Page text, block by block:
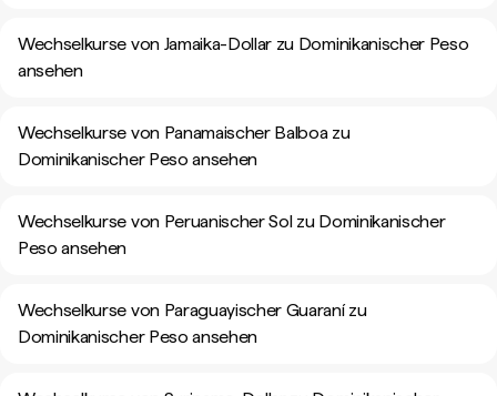
Wechselkurse von Jamaika-Dollar zu Dominikanischer Peso
ansehen
Wechselkurse von Panamaischer Balboa zu
Dominikanischer Peso ansehen
Wechselkurse von Peruanischer Sol zu Dominikanischer
Peso ansehen
Wechselkurse von Paraguayischer Guaraní zu
Dominikanischer Peso ansehen